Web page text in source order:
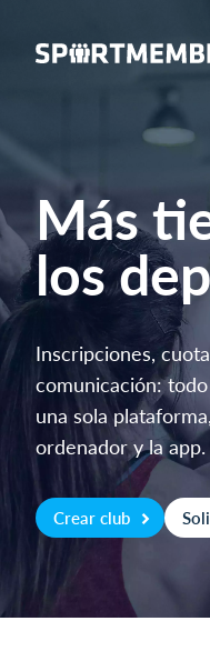
Acerca de
¿Quiénes
Conócenos
Funciones
Calendario
Gestión de
Sitio web
App móvil
Tienda Online
¿Cuanto cuesta?
Español
Más
los
Inscripciones,
comunicación:
una sola
ordenador y la app.
Crear club